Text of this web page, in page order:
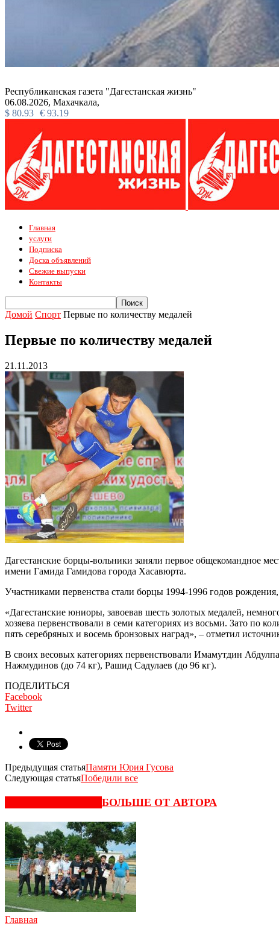
Республиканская газета "Дагестанская жизнь"
06.08.2026, Махачкала,
$ 80.93 € 93.19
Главная
услуги
Подписка
Доска объявлений
Свежие выпуски
Контакты
Домой Спорт Первые по количеству медалей
Первые по количеству медалей
21.11.2013
Дагестанские борцы-вольники заняли первое общекомандное
имени Гамида Гамидова города Хасавюрта.
Участниками первенства стали борцы 1994-1996 годов
«Дагестанские юниоры, завоевав шесть золотых медалей,
хозяева первенствовали в семи категориях из восьми. Зато по
пять серебряных и восемь бронзовых наград», – отметил
В своих весовых категориях первенствовали Имамутдин
Нажмудинов (до 74 кг), Рашид Садулаев (до 96 кг).
ПОДЕЛИТЬСЯ
Facebook
Twitter
Предыдущая статьяПамяти Юрия Гусова
Следующая статьяПобедили все
БОЛЬШЕ ОТ АВТОРА
Главная